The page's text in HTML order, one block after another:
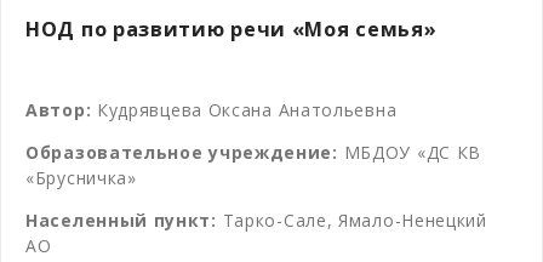
НОД по развитию речи «Моя семья»
Автор: Кудрявцева Оксана Анатольевна
Образовательное учреждение: МБДОУ «ДС КВ
«Брусничка»
Населенный пункт: Тарко-Сале, Ямало-Ненецкий
АО